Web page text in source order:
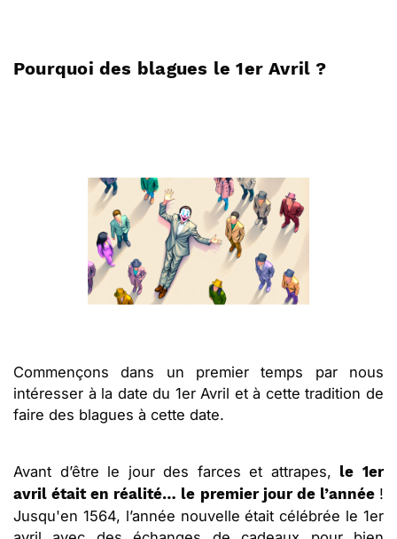
Pourquoi des blagues le 1er Avril ?
Commençons dans un premier temps par nous
intéresser à la date du 1er Avril et à cette tradition de
faire des blagues à cette date.
Avant d’être le jour des farces et attrapes, le 1er
avril était en réalité… le premier jour de l’année!
Jusqu'en 1564, l’année nouvelle était célébrée le 1er